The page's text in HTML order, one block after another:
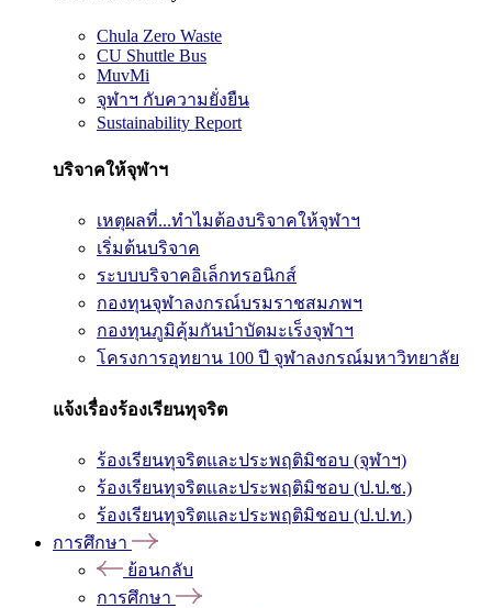
Chula Zero Waste
CU Shuttle Bus
MuvMi
จุฬาฯ กับความยั่งยืน
Sustainability Report
บริจาคให้จุฬาฯ
เหตุผลที่...ทำไมต้องบริจาคให้จุฬาฯ
เริ่มต้นบริจาค
ระบบบริจาคอิเล็กทรอนิกส์
กองทุนจุฬาลงกรณ์บรมราชสมภพฯ
กองทุนภูมิคุ้มกันบำบัดมะเร็งจุฬาฯ
โครงการอุทยาน 100 ปี จุฬาลงกรณ์มหาวิทยาลัย
แจ้งเรื่องร้องเรียนทุจริต
ร้องเรียนทุจริตและประพฤติมิชอบ (จุฬาฯ)
ร้องเรียนทุจริตและประพฤติมิชอบ (ป.ป.ช.)
ร้องเรียนทุจริตและประพฤติมิชอบ (ป.ป.ท.)
การศึกษา
ย้อนกลับ
การศึกษา